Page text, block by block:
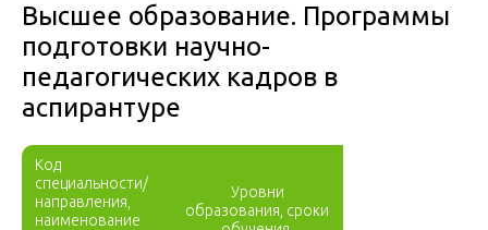
Высшее образование. Программы
подготовки научно-
педагогических кадров в
аспирантуре
Код
специальности/
направления,
наименование
Уровни
образования, сроки